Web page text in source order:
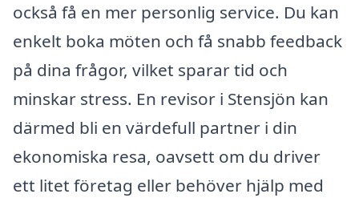
också få en mer personlig service. Du kan
enkelt boka möten och få snabb feedback
på dina frågor, vilket sparar tid och
minskar stress. En revisor i Stensjön kan
därmed bli en värdefull partner i din
ekonomiska resa, oavsett om du driver
ett litet företag eller behöver hjälp med